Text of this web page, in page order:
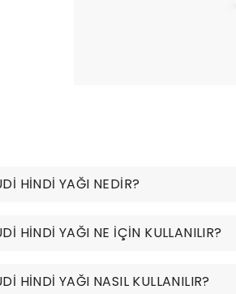
HİNDİ YAĞI NEDİR?
HİNDİ YAĞI NE İÇİN KULLANILIR?
HİNDİ YAĞI NASIL KULLANILIR?